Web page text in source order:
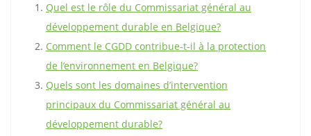
Quel est le rôle du Commissariat général au
développement durable en Belgique?
Comment le CGDD contribue-t-il à la protection
de l’environnement en Belgique?
Quels sont les domaines d’intervention
principaux du Commissariat général au
développement durable?